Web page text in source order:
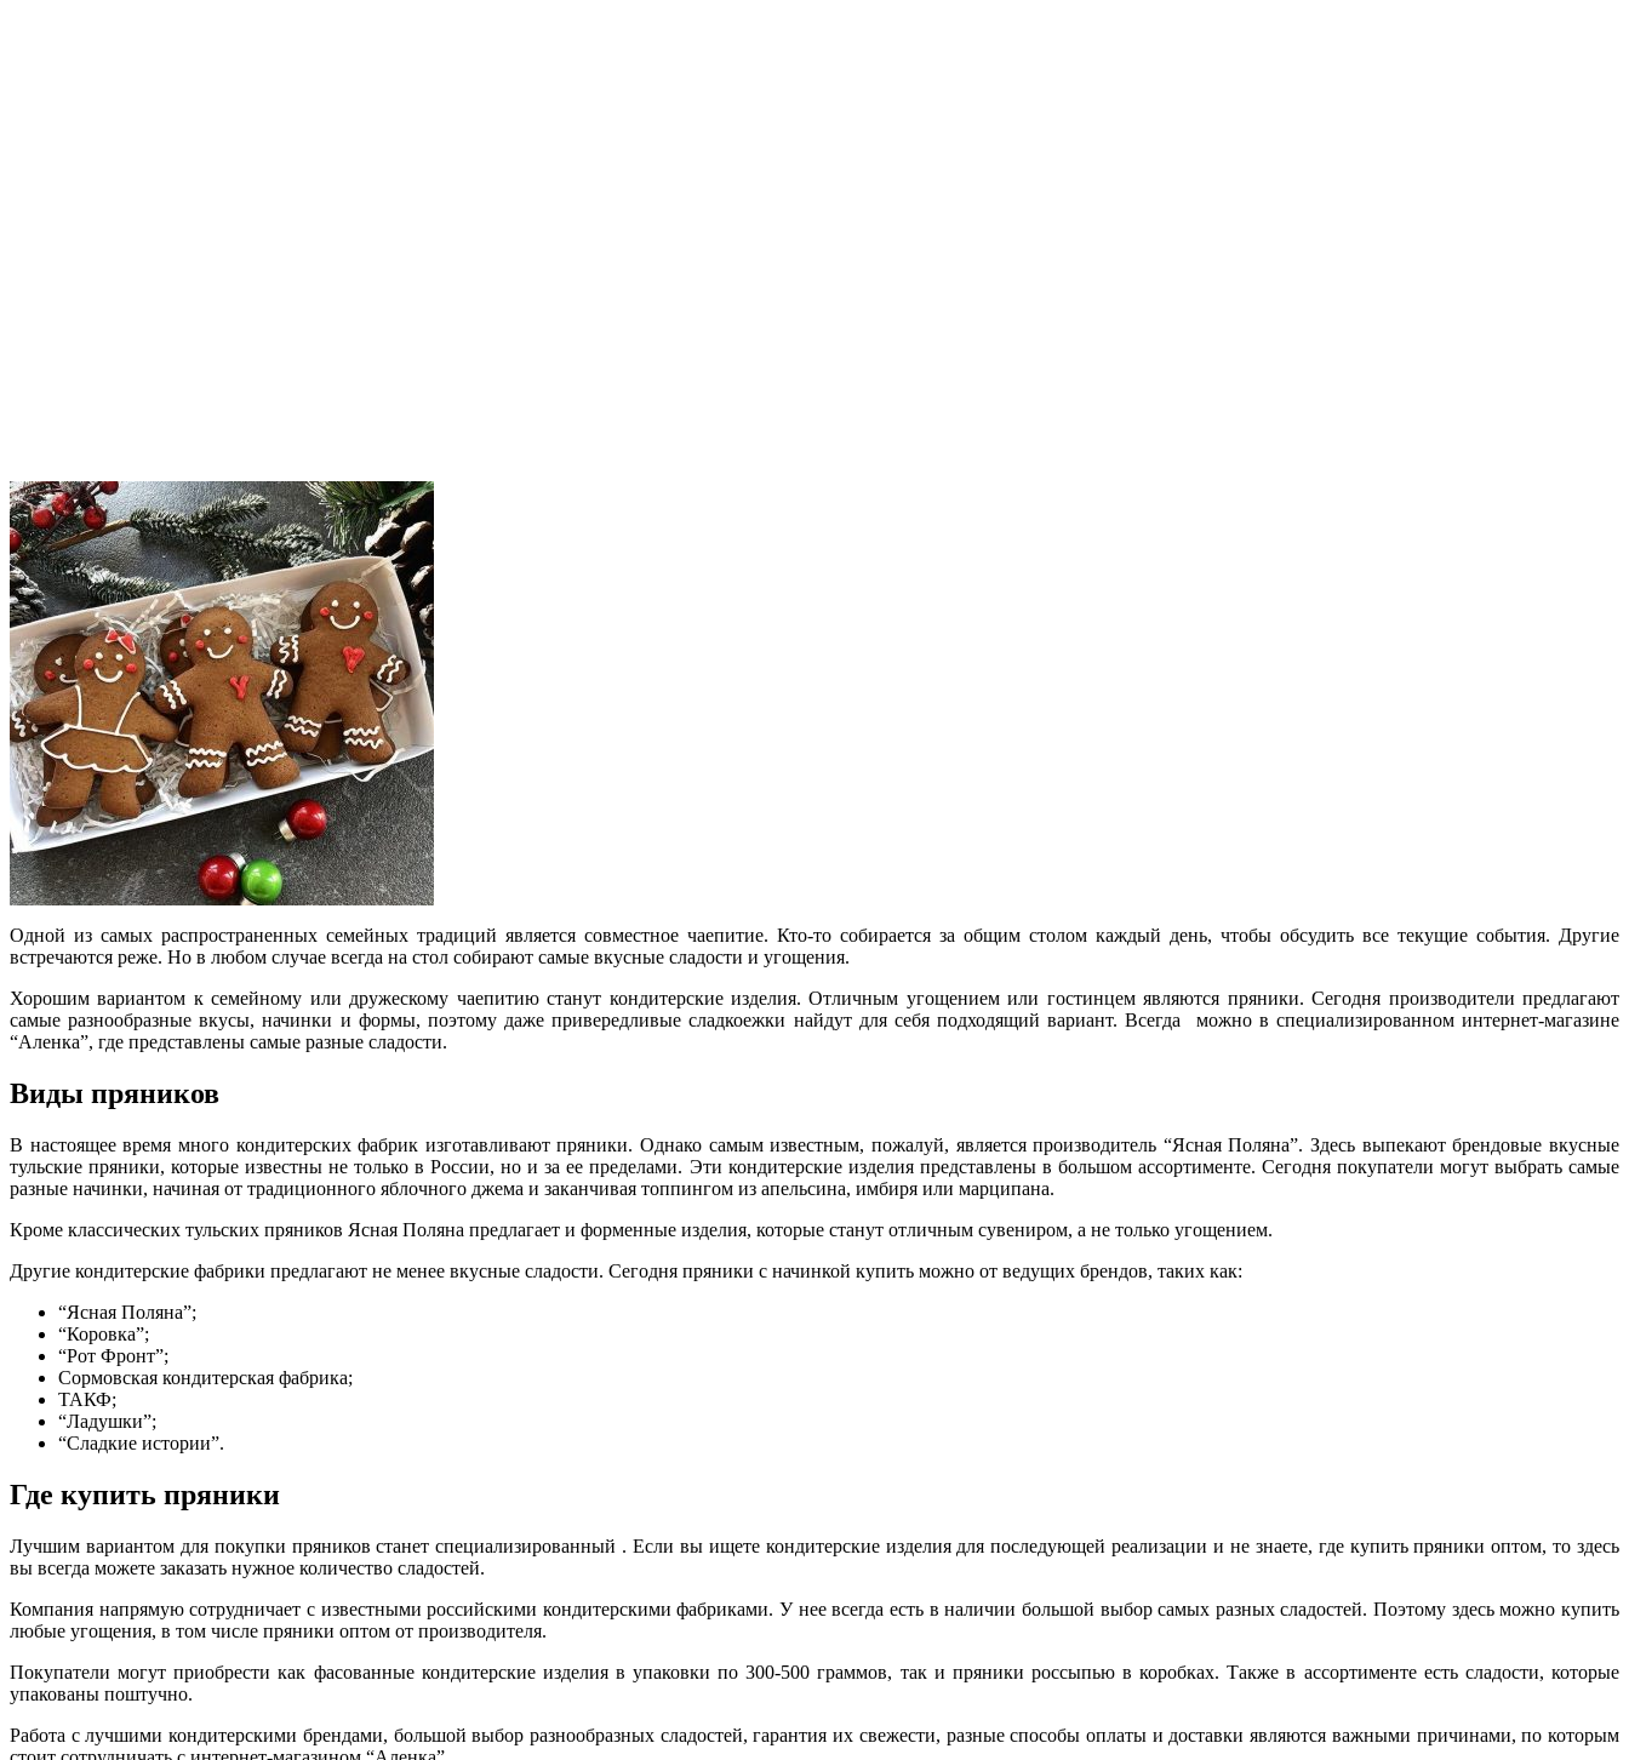
Одной из самых распространенных семейных традиций является совместное чаепитие. Кто-то собирается за общим столом каждый день, чтобы обсудить все текущие события. Другие
встречаются реже. Но в любом случае всегда на стол собирают самые вкусные сладости и угощения.
Хорошим вариантом к семейному или дружескому чаепитию станут кондитерские изделия. Отличным угощением или гостинцем являются пряники. Сегодня производители предлагают
самые разнообразные вкусы, начинки и формы, поэтому даже привередливые сладкоежки найдут для себя подходящий вариант. Всегда можно в специализированном интернет-магазине
“Аленка”, где представлены самые разные сладости.
Виды пряников
В настоящее время много кондитерских фабрик изготавливают пряники. Однако самым известным, пожалуй, является производитель “Ясная Поляна”. Здесь выпекают брендовые вкусные
тульские пряники, которые известны не только в России, но и за ее пределами. Эти кондитерские изделия представлены в большом ассортименте. Сегодня покупатели могут выбрать самые
разные начинки, начиная от традиционного яблочного джема и заканчивая топпингом из апельсина, имбиря или марципана.
Кроме классических тульских пряников Ясная Поляна предлагает и форменные изделия, которые станут отличным сувениром, а не только угощением.
Другие кондитерские фабрики предлагают не менее вкусные сладости. Сегодня пряники с начинкой купить можно от ведущих брендов, таких как:
“Ясная Поляна”;
“Коровка”;
“Рот Фронт”;
Сормовская кондитерская фабрика;
ТАКФ;
“Ладушки”;
“Сладкие истории”.
Где купить пряники
Лучшим вариантом для покупки пряников станет специализированный . Если вы ищете кондитерские изделия для последующей реализации и не знаете, где купить пряники оптом, то здесь
вы всегда можете заказать нужное количество сладостей.
Компания напрямую сотрудничает с известными российскими кондитерскими фабриками. У нее всегда есть в наличии большой выбор самых разных сладостей. Поэтому здесь можно купить
любые угощения, в том числе пряники оптом от производителя.
Покупатели могут приобрести как фасованные кондитерские изделия в упаковки по 300-500 граммов, так и пряники россыпью в коробках. Также в ассортименте есть сладости, которые
упакованы поштучно.
Работа с лучшими кондитерскими брендами, большой выбор разнообразных сладостей, гарантия их свежести, разные способы оплаты и доставки являются важными причинами, по которым